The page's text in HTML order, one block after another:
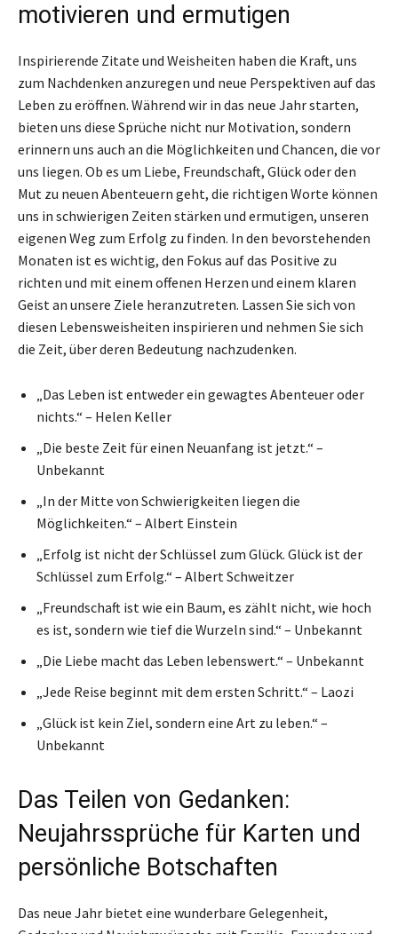
motivieren und ermutigen
Inspirierende Zitate und Weisheiten haben die Kraft, uns
zum Nachdenken anzuregen und neue Perspektiven auf das
Leben zu eröffnen. Während wir in das neue Jahr starten,
bieten uns diese Sprüche nicht nur Motivation, sondern
erinnern uns auch an die Möglichkeiten und Chancen, die vor
uns liegen. Ob es um Liebe, Freundschaft, Glück oder den
Mut zu neuen Abenteuern geht, die richtigen Worte können
uns in schwierigen Zeiten stärken und ermutigen, unseren
eigenen Weg zum Erfolg zu finden. In den bevorstehenden
Monaten ist es wichtig, den Fokus auf das Positive zu
richten und mit einem offenen Herzen und einem klaren
Geist an unsere Ziele heranzutreten. Lassen Sie sich von
diesen Lebensweisheiten inspirieren und nehmen Sie sich
die Zeit, über deren Bedeutung nachzudenken.
„Das Leben ist entweder ein gewagtes Abenteuer oder
nichts.“ – Helen Keller
„Die beste Zeit für einen Neuanfang ist jetzt.“ –
Unbekannt
„In der Mitte von Schwierigkeiten liegen die
Möglichkeiten.“ – Albert Einstein
„Erfolg ist nicht der Schlüssel zum Glück. Glück ist der
Schlüssel zum Erfolg.“ – Albert Schweitzer
„Freundschaft ist wie ein Baum, es zählt nicht, wie hoch
es ist, sondern wie tief die Wurzeln sind.“ – Unbekannt
„Die Liebe macht das Leben lebenswert.“ – Unbekannt
„Jede Reise beginnt mit dem ersten Schritt.“ – Laozi
„Glück ist kein Ziel, sondern eine Art zu leben.“ –
Unbekannt
Das Teilen von Gedanken:
Neujahrssprüche für Karten und
persönliche Botschaften
Das neue Jahr bietet eine wunderbare Gelegenheit,